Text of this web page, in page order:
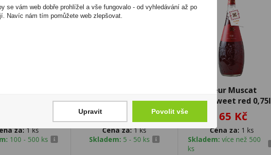
za:1 ks
100 - 500 ks
Spiced 1l 40%
Cena za:1 ks
Skladem: 5 - 50 ks
Fleur Muscat
semisweet red 0,75l
65 Kč
Cena za: 1 ks
Skladem:více než 500
ks
se vám web dobře prohlížel a vše fungovalo - od vyhledávání až po
Navíc nám tím pomůžete web zlepšovat.
Upravit Povolit vše